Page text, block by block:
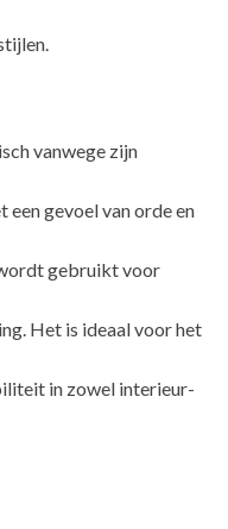
vanwege zijn
een gevoel van orde en
gebruikt voor
Het is ideaal voor het
in zowel interieur-